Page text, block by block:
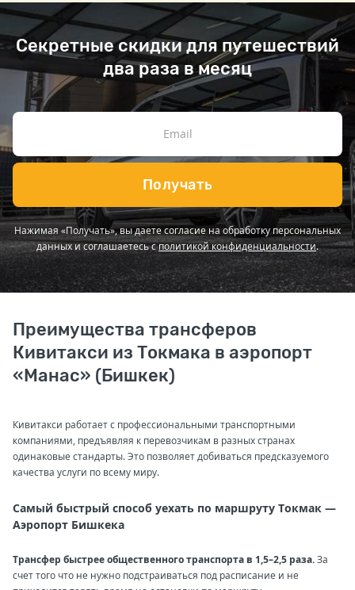
Секретные скидки для путешествий
два раза в месяц
Получать
Нажимая «Получать», вы даете согласие на обработку персональных
данных и соглашаетесь сполитикой конфиденциальности.
Преимущества трансферов
Кивитакси из Токмака в аэропорт
«Манас» (Бишкек)
Кивитакси работает с профессиональными транспортными
компаниями, предъявляя к перевозчикам в разных странах
одинаковые стандарты. Это позволяет добиваться предсказуемого
качества услуги по всему миру.
Самый быстрый способ уехать по маршруту Токмак —
Аэропорт Бишкека
Трансфер быстрее общественного транспорта в 1,5–2,5 раза.За
счет того что не нужно подстраиваться под расписание и не